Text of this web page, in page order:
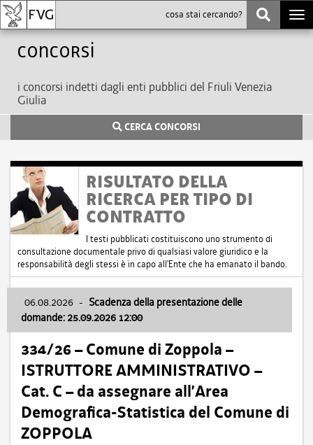
Concorsi
i concorsi indetti dagli enti pubblici del Friuli Venezia
Giulia
CERCA CONCORSI
RISULTATO DELLA
RICERCA PER TIPO DI
CONTRATTO
I testi pubblicati costituiscono uno strumento di
consultazione documentale privo di qualsiasi valore giuridico e la
responsabilità degli stessi è in capo all'Ente che ha emanato il bando.
06.08.2026 - Scadenza della presentazione delle
domande: 25.09.2026 12:00
334/26 – Comune di Zoppola –
ISTRUTTORE AMMINISTRATIVO –
Cat. C – da assegnare all’Area
Demografica-Statistica del Comune di
ZOPPOLA